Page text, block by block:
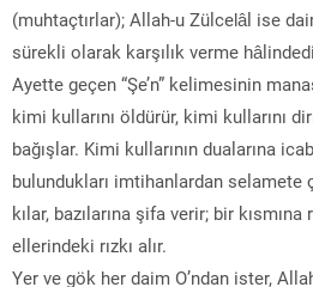
(muhtaçtırlar); Allah-u Zülcelâl ise
sürekli olarak karşılık verme
Ayette geçen “Şe’n” kelimesinin
kimi kullarını öldürür, kimi kullarını
bağışlar. Kimi kullarının dualarına
bulundukları imtihanlardan selamete
kılar, bazılarına şifa verir; bir kısmına
ellerindeki rızkı alır.
Yer ve gök her daim O’ndan ister,